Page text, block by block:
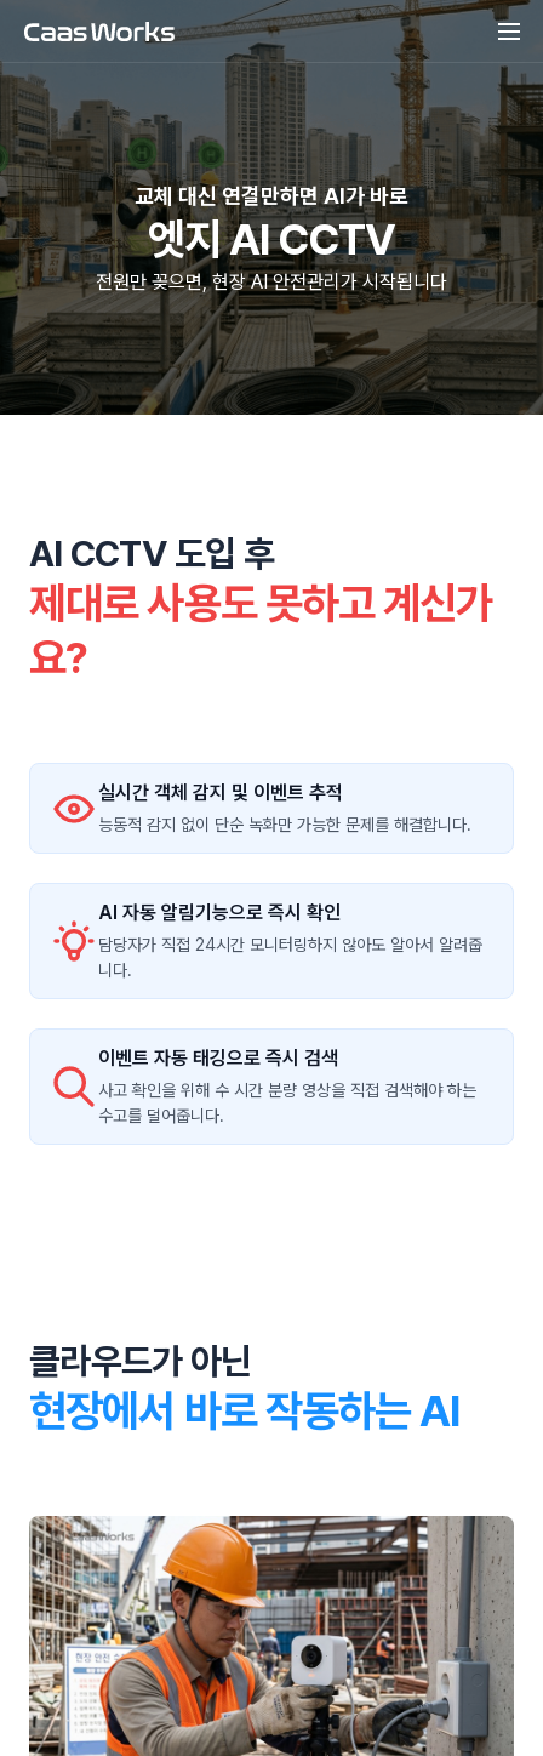
교체 대신 연결만하면 AI가 바로
엣지 AI CCTV
전원만 꽂으면, 현장 AI 안전관리가 시작됩니다
AI CCTV 도입 후
제대로 사용도 못하고 계신가
요?
실시간 객체 감지 및 이벤트 추적
능동적 감지 없이 단순 녹화만 가능한 문제를 해결합니다.
AI 자동 알림기능으로 즉시 확인
담당자가 직접 24시간 모니터링하지 않아도 알아서 알려줍
니다.
이벤트 자동 태깅으로 즉시 검색
사고 확인을 위해 수 시간 분량 영상을 직접 검색해야 하는
수고를 덜어줍니다.
클라우드가 아닌
현장에서 바로 작동하는 AI